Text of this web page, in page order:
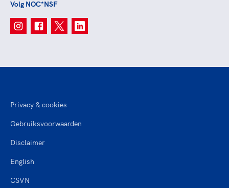
Volg NOC*NSF
Privacy & cookies
Gebruiksvoorwaarden
Disclaimer
English
CSVN